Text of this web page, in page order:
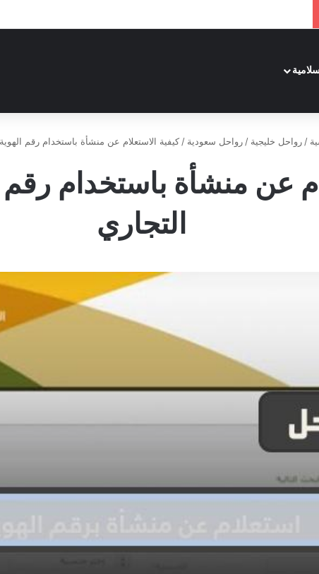
/ رواحل خليجية / رواحل سعودية / كيفية الاستعلام عن منشأة باستخدام رقم
عن منشأة باستخدام
التجاري